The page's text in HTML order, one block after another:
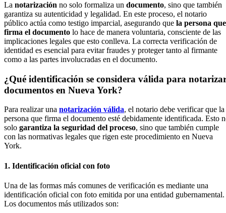
La notarización no solo formaliza un documento, sino que también
garantiza su autenticidad y legalidad. En este proceso, el notario
público actúa como testigo imparcial, asegurando que la persona que
firma el documento lo hace de manera voluntaria, consciente de las
implicaciones legales que esto conlleva. La correcta verificación de
identidad es esencial para evitar fraudes y proteger tanto al firmante
como a las partes involucradas en el documento.
¿Qué identificación se considera válida para
documentos en Nueva York?
Para realizar una notarización válida, el notario debe verificar que la
persona que firma el documento esté debidamente identificada. Esto
solo garantiza la seguridad del proceso, sino que también cumple
con las normativas legales que rigen este procedimiento en Nueva
York.
1. Identificación oficial con foto
Una de las formas más comunes de verificación es mediante una
identificación oficial con foto emitida por una entidad gubernamental.
Los documentos más utilizados son: